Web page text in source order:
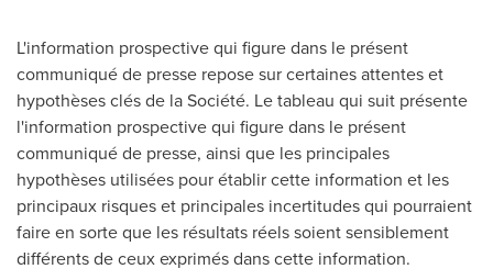
L'information prospective qui figure dans le présent
communiqué de presse repose sur certaines attentes et
hypothèses clés de la Société. Le tableau qui suit présente
l'information prospective qui figure dans le présent
communiqué de presse, ainsi que les principales
hypothèses utilisées pour établir cette information et les
principaux risques et principales incertitudes qui pourraient
faire en sorte que les résultats réels soient sensiblement
différents de ceux exprimés dans cette information.